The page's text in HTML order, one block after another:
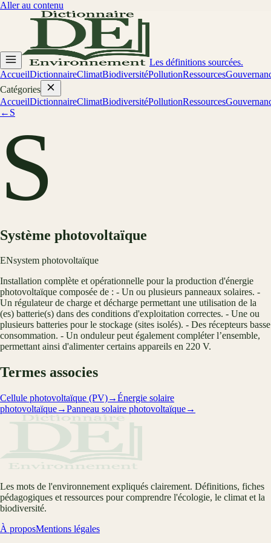
Aller au contenu
Les définitions sourcées.
AccueilDictionnaireClimatBiodiversitéPollutionRessources
Catégories
AccueilDictionnaireClimatBiodiversitéPollutionRessources
← S
S
Système photovoltaïque
ENsystem photovoltaïque
Installation complète et opérationnelle pour la production d'énergie
photovoltaïque composée de : - Un ou plusieurs panneaux solaires. -
Un régulateur de charge et décharge permettant une utilisation de la
(es) batterie(s) dans des conditions d'exploitation correctes. - Une ou
plusieurs batteries pour le stockage (sites isolés). - Des récepteurs basse
consommation. - Un onduleur peut également compléter l’ensemble,
permettant ainsi d'alimenter certains appareils en 220 V.
Termes associes
Cellule photovoltaïque (PV)→Énergie solaire
photovoltaïque→Panneau solaire photovoltaïque→
Les mots de l'environnement expliqués clairement. Définitions, fiches
pédagogiques et ressources pour comprendre l'écologie, le climat et la
biodiversité.
À proposMentions légales